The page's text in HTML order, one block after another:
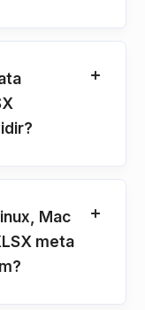
Mac
meta